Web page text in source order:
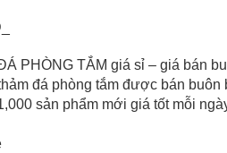
PHÒNG TẮM giá sỉ – giá bán
đá phòng tắm được bán buôn
sản phẩm mới giá tốt mỗi